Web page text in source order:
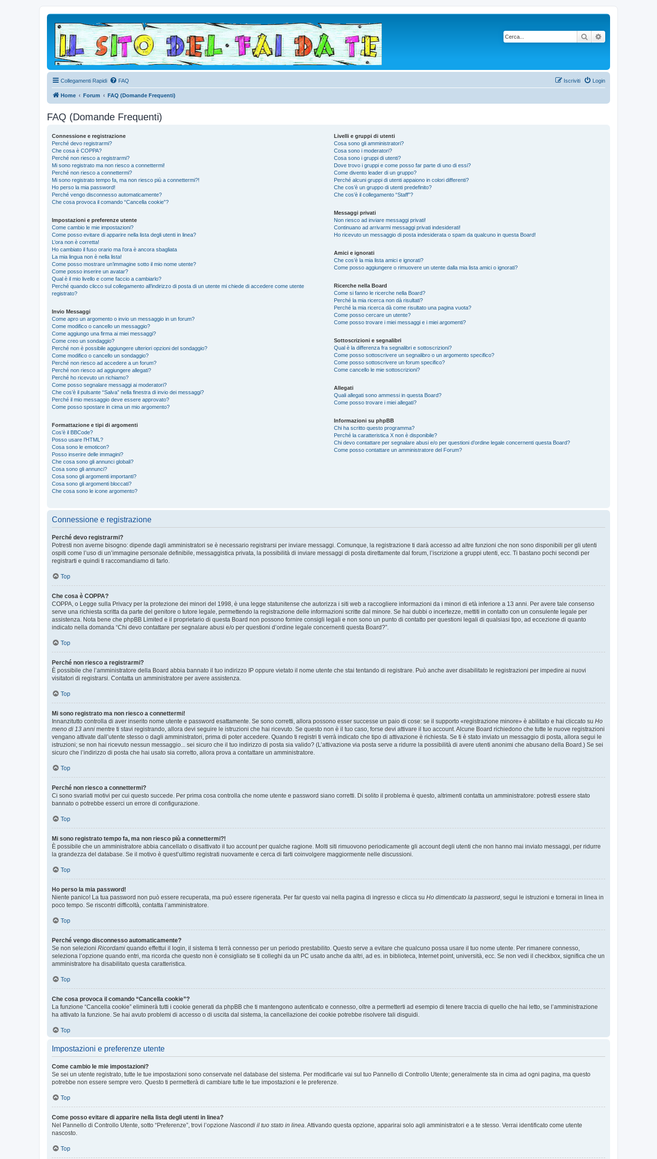
Cerca
Collegamenti Rapidi FAQ Login
Iscriviti
Home Forum FAQ (Domande Frequenti)
FAQ (Domande Frequenti)
Connessione e registrazione
Perché devo registrarmi?
Che cosa è COPPA?
Perché non riesco a registrarmi?
Mi sono registrato ma non riesco a connettermi!
Perché non riesco a connettermi?
Mi sono registrato tempo fa, ma non riesco più a connettermi?!
Ho perso la mia password!
Perché vengo disconnesso automaticamente?
Che cosa provoca il comando “Cancella cookie”?
Impostazioni e preferenze utente
Come cambio le mie impostazioni?
Come posso evitare di apparire nella lista degli utenti in linea?
L’ora non è corretta!
Ho cambiato il fuso orario ma l’ora è ancora sbagliata
La mia lingua non è nella lista!
Come posso mostrare un’immagine sotto il mio nome utente?
Come posso inserire un avatar?
Qual è il mio livello e come faccio a cambiarlo?
Perché quando clicco sul collegamento all’indirizzo di posta di un utente mi chiede di accedere come utente
registrato?
Invio Messaggi
Come apro un argomento o invio un messaggio in un forum?
Come modifico o cancello un messaggio?
Come aggiungo una firma ai miei messaggi?
Come creo un sondaggio?
Perché non è possibile aggiungere ulteriori opzioni del sondaggio?
Come modifico o cancello un sondaggio?
Perché non riesco ad accedere a un forum?
Perché non riesco ad aggiungere allegati?
Perché ho ricevuto un richiamo?
Come posso segnalare messaggi ai moderatori?
Che cos’è il pulsante “Salva” nella finestra di invio dei messaggi?
Perché il mio messaggio deve essere approvato?
Come posso spostare in cima un mio argomento?
Formattazione e tipi di argomenti
Cos’è il BBCode?
Posso usare l’HTML?
Cosa sono le emoticon?
Posso inserire delle immagini?
Che cosa sono gli annunci globali?
Cosa sono gli annunci?
Cosa sono gli argomenti importanti?
Cosa sono gli argomenti bloccati?
Che cosa sono le icone argomento?
Livelli e gruppi di utenti
Cosa sono gli amministratori?
Cosa sono i moderatori?
Cosa sono i gruppi di utenti?
Dove trovo i gruppi e come posso far parte di uno di essi?
Come divento leader di un gruppo?
Perché alcuni gruppi di utenti appaiono in colori differenti?
Che cos’è un gruppo di utenti predefinito?
Che cos’è il collegamento “Staff”?
Messaggi privati
Non riesco ad inviare messaggi privati!
Continuano ad arrivarmi messaggi privati indesiderati!
Ho ricevuto un messaggio di posta indesiderata o spam da qualcuno in questa Board!
Amici e ignorati
Che cos’è la mia lista amici e ignorati?
Come posso aggiungere o rimuovere un utente dalla mia lista amici o ignorati?
Ricerche nella Board
Come si fanno le ricerche nella Board?
Perché la mia ricerca non dà risultati?
Perché la mia ricerca dà come risultato una pagina vuota?
Come posso cercare un utente?
Come posso trovare i miei messaggi e i miei argomenti?
Sottoscrizioni e segnalibri
Qual è la differenza fra segnalibri e sottoscrizioni?
Come posso sottoscrivere un segnalibro o un argomento specifico?
Come posso sottoscrivere un forum specifico?
Come cancello le mie sottoscrizioni?
Allegati
Quali allegati sono ammessi in questa Board?
Come posso trovare i miei allegati?
Informazioni su phpBB
Chi ha scritto questo programma?
Perché la caratteristica X non è disponibile?
Chi devo contattare per segnalare abusi e/o per questioni d’ordine legale concernenti questa Board?
Come posso contattare un amministratore del Forum?
Connessione e registrazione
Perché devo registrarmi?
Potresti non averne bisogno: dipende dagli amministratori se è necessario registrarsi per inviare messaggi. Comunque, la registrazione ti darà accesso ad altre funzioni che non sono disponibili per gli utenti
ospiti come l’uso di un’immagine personale definibile, messaggistica privata, la possibilità di inviare messaggi di posta direttamente dal forum, l’iscrizione a gruppi utenti, ecc. Ti bastano pochi secondi per
registrarti e quindi ti raccomandiamo di farlo.
Top
Che cosa è COPPA?
COPPA, o Legge sulla Privacy per la protezione dei minori del 1998, è una legge statunitense che autorizza i siti web a raccogliere informazioni da i minori di età inferiore a 13 anni. Per avere tale consenso
serve una richiesta scritta da parte del genitore o tutore legale, permettendo la registrazione delle informazioni scritte dal minore. Se hai dubbi o incertezze, mettiti in contatto con un consulente legale per
assistenza. Nota bene che phpBB Limited e il proprietario di questa Board non possono fornire consigli legali e non sono un punto di contatto per questioni legali di qualsiasi tipo, ad eccezione di quanto
indicato nella domanda “Chi devo contattare per segnalare abusi e/o per questioni d’ordine legale concernenti questa Board?”.
Top
Perché non riesco a registrarmi?
È possibile che l’amministratore della Board abbia bannato il tuo indirizzo IP oppure vietato il nome utente che stai tentando di registrare. Può anche aver disabilitato le registrazioni per impedire ai nuovi
visitatori di registrarsi. Contatta un amministratore per avere assistenza.
Top
Mi sono registrato ma non riesco a connettermi!
Innanzitutto controlla di aver inserito nome utente e password esattamente. Se sono corretti, allora possono esser successe un paio di cose: se il supporto «registrazione minore» è abilitato e hai cliccato su Ho
meno di 13 anni mentre ti stavi registrando, allora devi seguire le istruzioni che hai ricevuto. Se questo non è il tuo caso, forse devi attivare il tuo account. Alcune Board richiedono che tutte le nuove registrazioni
vengano attivate dall’utente stesso o dagli amministratori, prima di poter accedere. Quando ti registri ti verrà indicato che tipo di attivazione è richiesta. Se ti è stato inviato un messaggio di posta, allora segui le
istruzioni; se non hai ricevuto nessun messaggio... sei sicuro che il tuo indirizzo di posta sia valido? (L’attivazione via posta serve a ridurre la possibilità di avere utenti anonimi che abusano della Board.) Se sei
sicuro che l’indirizzo di posta che hai usato sia corretto, allora prova a contattare un amministratore.
Top
Perché non riesco a connettermi?
Ci sono svariati motivi per cui questo succede. Per prima cosa controlla che nome utente e password siano corretti. Di solito il problema è questo, altrimenti contatta un amministratore: potresti essere stato
bannato o potrebbe esserci un errore di configurazione.
Top
Mi sono registrato tempo fa, ma non riesco più a connettermi?!
È possibile che un amministratore abbia cancellato o disattivato il tuo account per qualche ragione. Molti siti rimuovono periodicamente gli account degli utenti che non hanno mai inviato messaggi, per ridurre
la grandezza del database. Se il motivo è quest’ultimo registrati nuovamente e cerca di farti coinvolgere maggiormente nelle discussioni.
Top
Ho perso la mia password!
Niente panico! La tua password non può essere recuperata, ma può essere rigenerata. Per far questo vai nella pagina di ingresso e clicca su Ho dimenticato la password, segui le istruzioni e tornerai in linea in
poco tempo. Se riscontri difficoltà, contatta l’amministratore.
Top
Perché vengo disconnesso automaticamente?
Se non selezioni Ricordami quando effettui il login, il sistema ti terrà connesso per un periodo prestabilito. Questo serve a evitare che qualcuno possa usare il tuo nome utente. Per rimanere connesso,
seleziona l’opzione quando entri, ma ricorda che questo non è consigliato se ti colleghi da un PC usato anche da altri, ad es. in biblioteca, Internet point, università, ecc. Se non vedi il checkbox, significa che un
amministratore ha disabilitato questa caratteristica.
Top
Che cosa provoca il comando “Cancella cookie”?
La funzione “Cancella cookie” eliminerà tutti i cookie generati da phpBB che ti mantengono autenticato e connesso, oltre a permetterti ad esempio di tenere traccia di quello che hai letto, se l’amministrazione
ha attivato la funzione. Se hai avuto problemi di accesso o di uscita dal sistema, la cancellazione dei cookie potrebbe risolvere tali disguidi.
Top
Impostazioni e preferenze utente
Come cambio le mie impostazioni?
Se sei un utente registrato, tutte le tue impostazioni sono conservate nel database del sistema. Per modificarle vai sul tuo Pannello di Controllo Utente; generalmente sta in cima ad ogni pagina, ma questo
potrebbe non essere sempre vero. Questo ti permetterà di cambiare tutte le tue impostazioni e le preferenze.
Top
Come posso evitare di apparire nella lista degli utenti in linea?
Nel Pannello di Controllo Utente, sotto “Preferenze”, trovi l’opzione Nascondi il tuo stato in linea. Attivando questa opzione, apparirai solo agli amministratori e a te stesso. Verrai identificato come utente
nascosto.
Top